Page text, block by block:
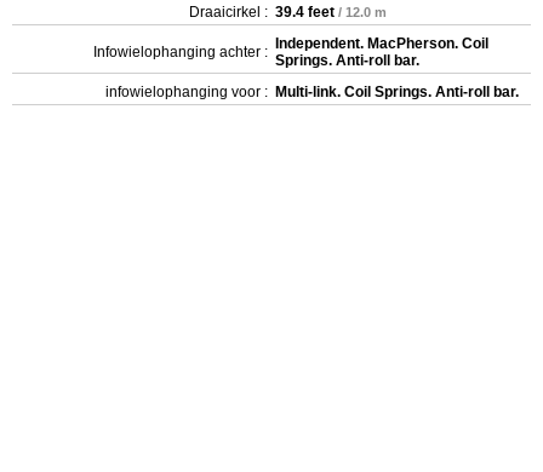
Draaicirkel : 39.4 feet / 12.0 m
Infowielophanging achter : Independent. MacPherson. Coil
Springs. Anti-roll bar.
infowielophanging voor : Multi-link. Coil Springs. Anti-roll bar.